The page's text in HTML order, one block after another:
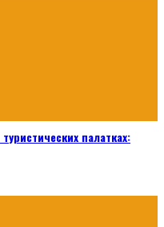
палатках: